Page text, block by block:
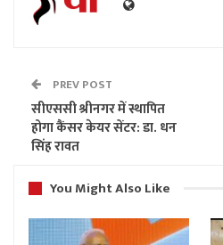
PREV POST
सीएससी श्रीनगर में स्थापित
होगा कैंसर केयर सेंटर: डा. धन
सिंह रावत
You Might Also Like